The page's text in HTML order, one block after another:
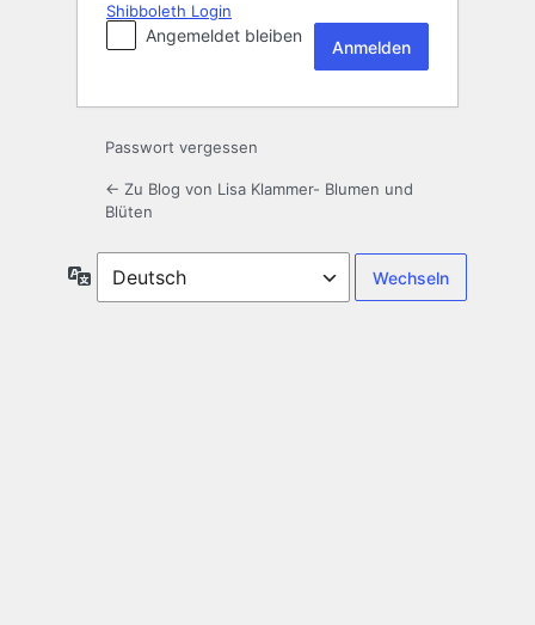
Shibboleth Login
Angemeldet bleiben
Passwort vergessen
← Zu Blog von Lisa Klammer- Blumen und
Blüten
Sprache